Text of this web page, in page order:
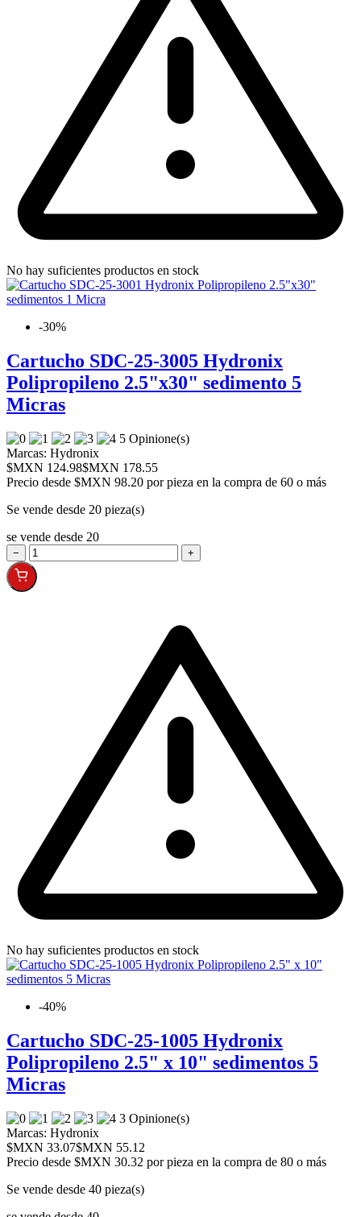
No hay suficientes productos en stock
-30%
Cartucho SDC-25-3005 Hydronix
Polipropileno 2.5"x30" sedimento 5
Micras
5 Opinione(s)
Marcas: Hydronix
$MXN 124.98$MXN 178.55
Precio desde $MXN 98.20 por pieza en la compra de 60 o más
Se vende desde 20 pieza(s)
se vende desde 20
− +
No hay suficientes productos en stock
-40%
Cartucho SDC-25-1005 Hydronix
Polipropileno 2.5" x 10" sedimentos 5
Micras
3 Opinione(s)
Marcas: Hydronix
$MXN 33.07$MXN 55.12
Precio desde $MXN 30.32 por pieza en la compra de 80 o más
Se vende desde 40 pieza(s)